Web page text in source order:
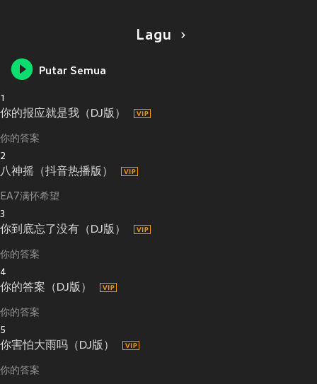
Lagu
Putar Semua
1
你的报应就是我（DJ版）
你的答案
2
八神摇（抖音热播版）
EA7满怀希望
3
你到底忘了没有（DJ版）
你的答案
4
你的答案（DJ版）
你的答案
5
你害怕大雨吗（DJ版）
你的答案